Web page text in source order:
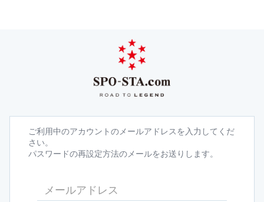
ご利用中のアカウントのメールアドレスを入力してくだ
さい。
パスワードの再設定方法のメールをお送りします。